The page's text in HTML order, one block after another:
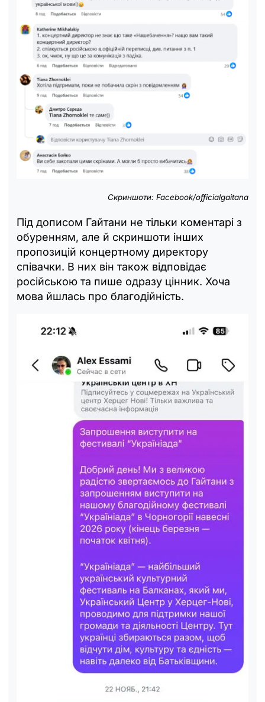
Скриншоти: Facebook/officialgaitana
Під дописом Гайтани не тільки коментарі з
обуренням, але й скриншоти інших
пропозицій концертному директору
співачки. В них він також відповідає
російською та пише одразу цінник. Хоча
мова йшлась про благодійність.